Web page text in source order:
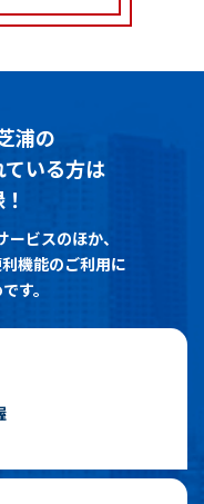
浦の
いる方は
ビスのほか、
機能のご利用に
す。